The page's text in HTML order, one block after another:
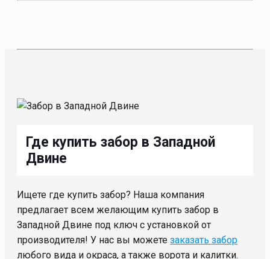
Где купить забор в Западной
Двине
Ищете где купить забор? Наша компания
предлагает всем желающим купить забор в
Западной Двине под ключ с установкой от
производителя! У нас вы можете заказать забор
любого вида и окраса, а также ворота и калитки.